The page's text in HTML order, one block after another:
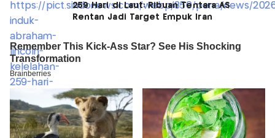
259 Hari di Laut: Ribuan Tentara AS
Rentan Jadi Target Empuk Iran